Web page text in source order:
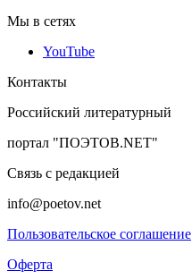
Мы в сетях
YouTube
Контакты
Российский литературный
портал "ПОЭТОВ.NET"
Связь с редакцией
info@poetov.net
Пользовательское соглашение
Оферта